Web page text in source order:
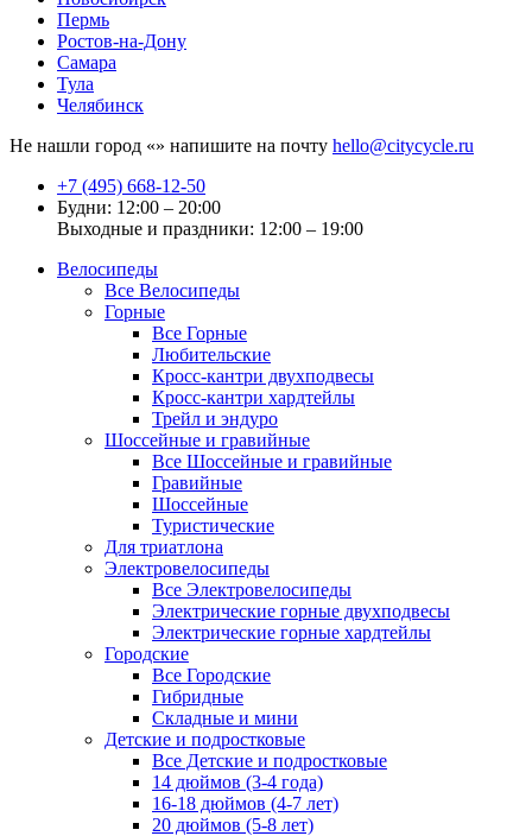
Пермь
Ростов-на-Дону
Самара
Тула
Челябинск
Не нашли город «» напишите на почту hello@citycycle.ru
+7 (495) 668-12-50
Будни: 12:00 – 20:00
Выходные и праздники: 12:00 – 19:00
Велосипеды
Все Велосипеды
Горные
Все Горные
Любительские
Кросс-кантри двухподвесы
Кросс-кантри хардтейлы
Трейл и эндуро
Шоссейные и гравийные
Все Шоссейные и гравийные
Гравийные
Шоссейные
Туристические
Для триатлона
Электровелосипеды
Все Электровелосипеды
Электрические горные двухподвесы
Электрические горные хардтейлы
Городские
Все Городские
Гибридные
Складные и мини
Детские и подростковые
Все Детские и подростковые
14 дюймов (3-4 года)
16-18 дюймов (4-7 лет)
20 дюймов (5-8 лет)